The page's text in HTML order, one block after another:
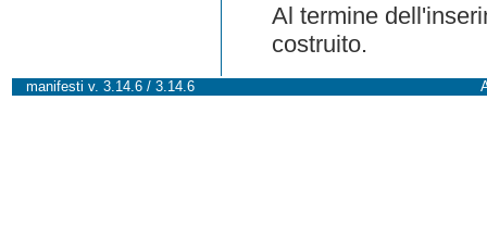
Al termine
costruito.
manifesti v. 3.14.6 / 3.14.6